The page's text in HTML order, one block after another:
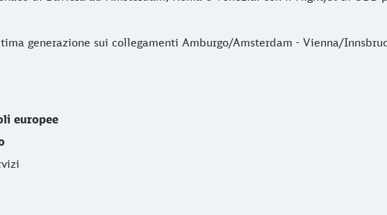
generazione sui collegamenti Amburgo/Amsterdam - Vienna/
europee